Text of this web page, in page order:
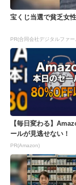
宝くじ当選で貧乏女
PR(合同会社デジタルファー
【毎日変わる】
ールが見逃せない！
PR(Amazon)